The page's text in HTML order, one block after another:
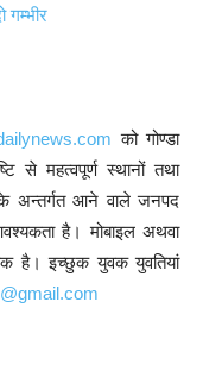
को गोण्डा
से महत्वपूर्ण स्थानों तथा
के अन्तर्गत आने वाले जनपद
है। मोबाइल अथवा
है। इच्छुक युवक युवतियां